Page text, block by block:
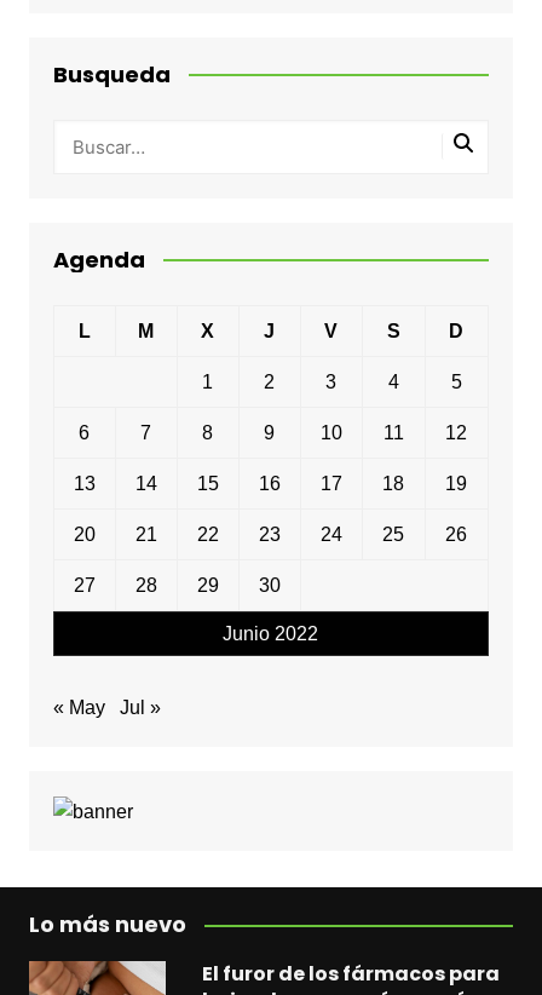
Busqueda
Agenda
Junio 2022
L M X J V S D
1 2 3 4 5
6 7 8 9 10 11 12
13 14 15 16 17 18 19
20 21 22 23 24 25 26
27 28 29 30
« May Jul »
Lo más nuevo
El furor de los fármacos para